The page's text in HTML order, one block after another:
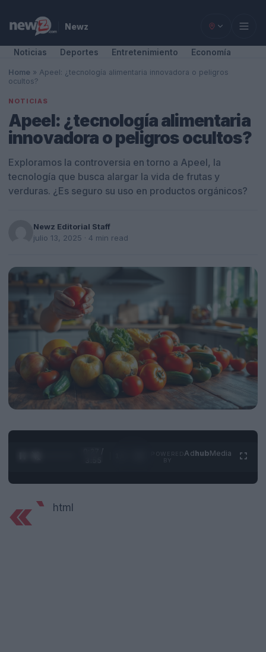
Newz
Noticias Deportes Entretenimiento Economía
Home » Apeel: ¿tecnología alimentaria innovadora o peligros
ocultos?
NOTICIAS
Apeel: ¿tecnología alimentaria
innovadora o peligros ocultos?
Exploramos la controversia en torno a Apeel, la
tecnología que busca alargar la vida de frutas y
verduras. ¿Es seguro su uso en productos orgánicos?
Newz Editorial Staff
julio 13, 2025 · 4 min read
0:28 /
AdhubMedia
«` html